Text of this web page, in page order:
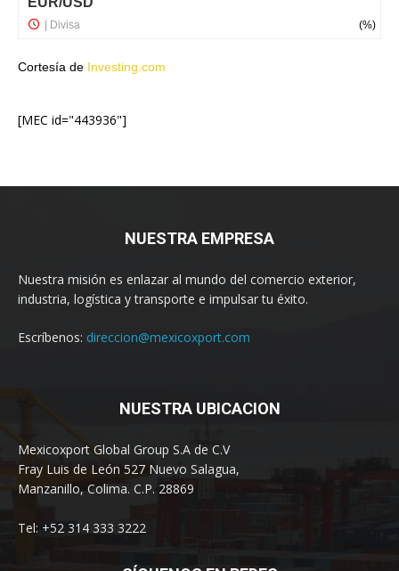
Cortesía de Investing.com
[MEC id="443936"]
NUESTRA EMPRESA
Nuestra misión es enlazar al mundo del comercio exterior,
industria, logística y transporte e impulsar tu éxito.
Escríbenos: direccion@mexicoxport.com
NUESTRA UBICACION
Mexicoxport Global Group S.A de C.V
Fray Luis de León 527 Nuevo Salagua,
Manzanillo, Colima. C.P. 28869
Tel: +52 314 333 3222